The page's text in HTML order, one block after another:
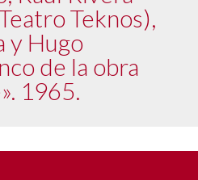
Teknos),
y Hugo
de la obra
1965.